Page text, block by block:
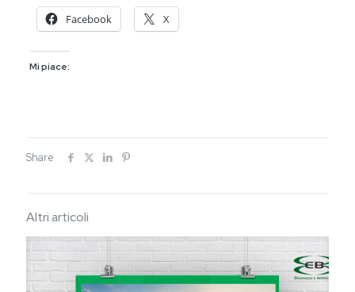
Facebook X
Mi piace:
Share
Altri articoli